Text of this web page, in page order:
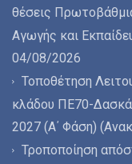
θέσεις
Αγωγής και
04/08/2026
Τοποθέτηση
κλάδου ΠΕ70-
2027 (Α΄ Φάση)
Τροποποίηση